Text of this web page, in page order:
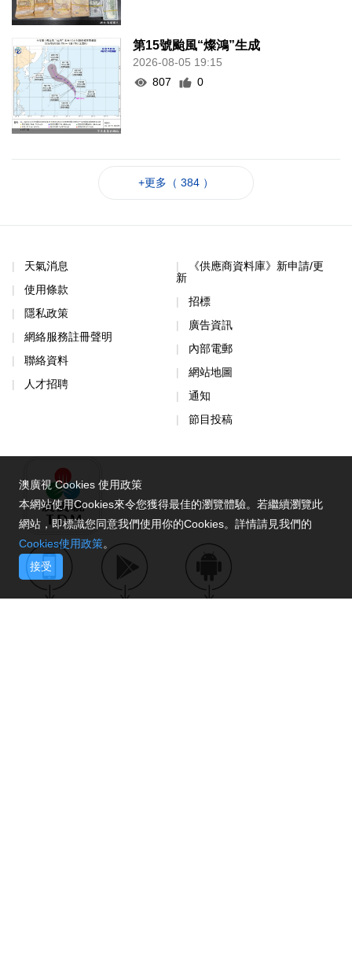
第15號颱風“燦鴻”生成
2026-08-05 19:15
807
0
+更多（ 384 ）
天氣消息
使用條款
隱私政策
網絡服務註冊聲明
聯絡資料
人才招聘
《供應商資料庫》新申請/更
新
招標
廣告資訊
內部電郵
網站地圖
通知
節目投稿
澳廣視 Cookies 使用政策
本網站使用Cookies來令您獲得最佳的瀏覽體驗。若繼續瀏覽此
網站，即標識您同意我們使用你的Cookies。詳情請見我們的
Cookies使用政策。
接受